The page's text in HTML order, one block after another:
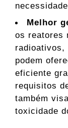
Melhor
os reatores
radioativos,
podem
eficiente
requisitos
também
toxicidade